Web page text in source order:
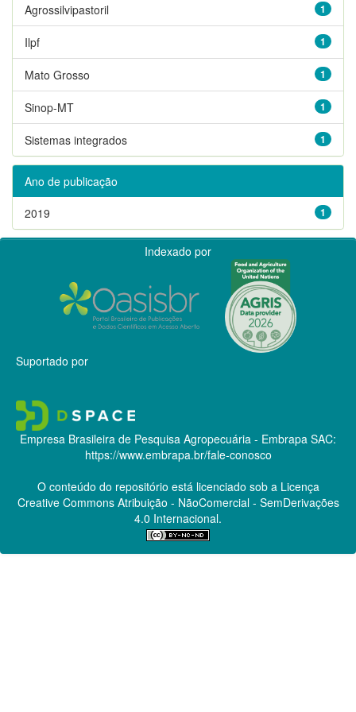
1
Agrossilvipastoril
1
Ilpf
1
Mato Grosso
1
Sinop-MT
1
Sistemas integrados
Ano de publicação
1
2019
Indexado por
Suportado por
Empresa Brasileira de Pesquisa Agropecuária - Embrapa SAC:
https://www.embrapa.br/fale-conosco
O conteúdo do repositório está licenciado sob a Licença
Creative CommonsAtribuição - NãoComercial - SemDerivações
4.0 Internacional.